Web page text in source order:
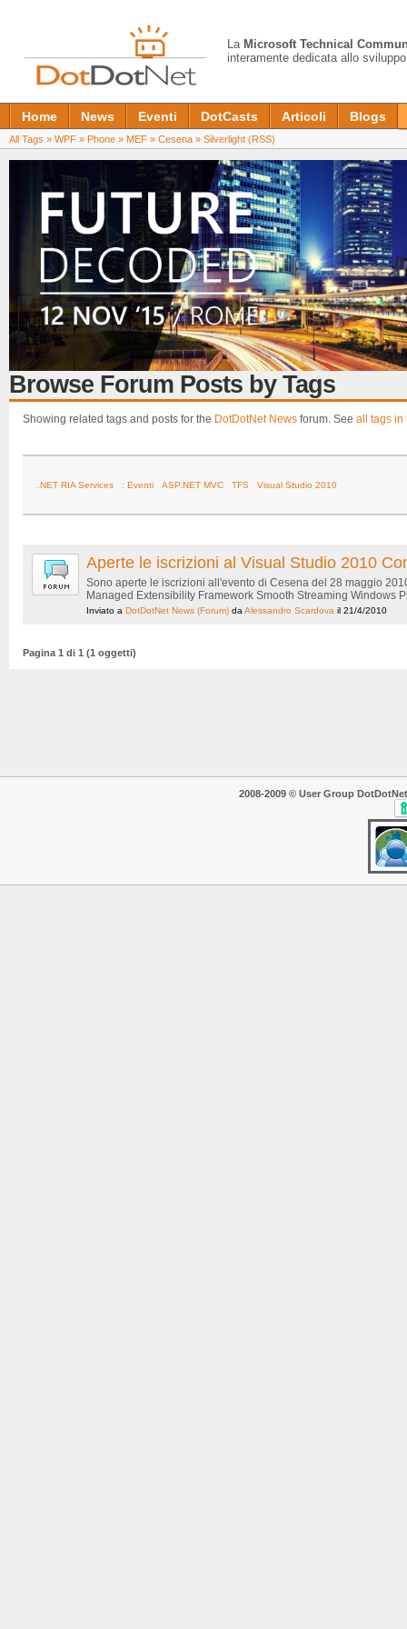
La Microsoft Technical
interamente dedicata allo
Home News Eventi DotCasts Articoli Blogs
All Tags » WPF » Phone » MEF » Cesena » Silverlight (RSS)
Browse Forum Posts by Tags
Showing related tags and posts for the DotDotNet News forum. See all tags in
.NET RIA Services : Eventi ASP.NET MVC TFS Visual Studio 2010
Aperte le iscrizioni al Visual Studio 2010
Sono aperte le iscrizioni all'evento di Cesena del 28 maggio
Managed Extensibility Framework Smooth Streaming Windows
Inviato a DotDotNet News (Forum) daAlessandro Scardova il 21/4/2010
Pagina 1 di 1 (1 oggetti)
2008-2009 © User Group